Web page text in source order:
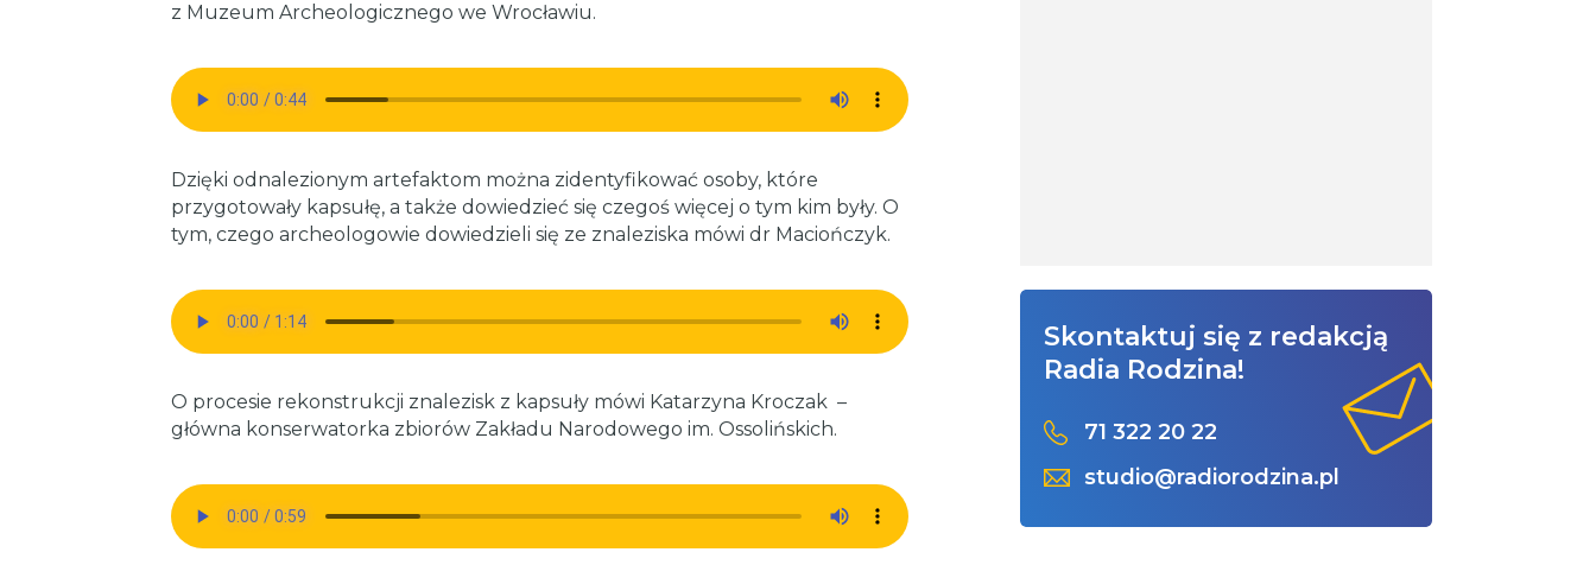
z Muzeum Archeologicznego we Wrocławiu.
Dzięki odnalezionym artefaktom można zidentyfikować osoby, które
przygotowały kapsułę, a także dowiedzieć się czegoś więcej o tym kim były. O
tym, czego archeologowie dowiedzieli się ze znaleziska mówi dr Maciończyk.
O procesie rekonstrukcji znalezisk z kapsuły mówi Katarzyna Kroczak –
główna konserwatorka zbiorów Zakładu Narodowego im. Ossolińskich.
Skontaktuj się z redakcją
Radia Rodzina!
71 322 20 22
studio@radiorodzina.pl